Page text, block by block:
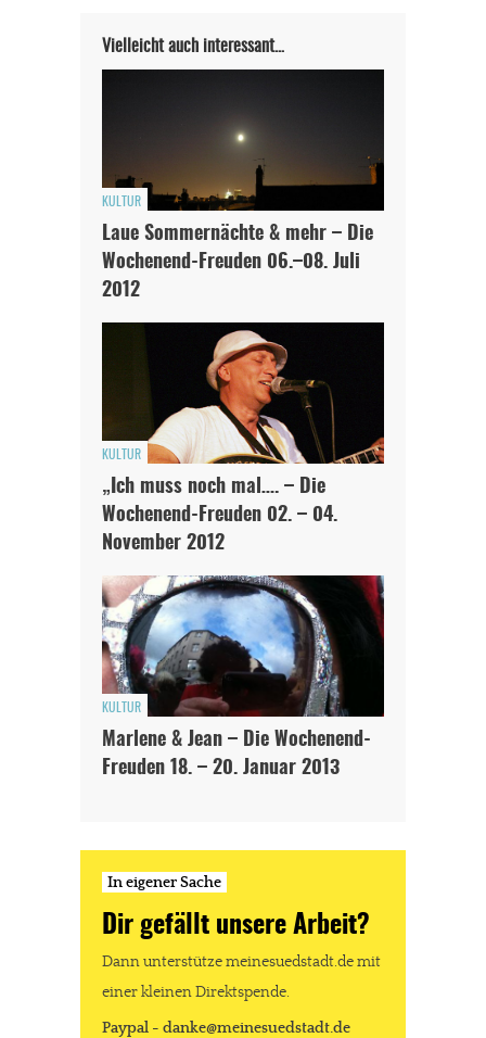
Vielleicht auch interessant…
KULTUR
Laue Sommernächte & mehr – Die
Wochenend-Freuden 06.–08. Juli
2012
KULTUR
„Ich muss noch mal…. – Die
Wochenend-Freuden 02. – 04.
November 2012
KULTUR
Marlene & Jean – Die Wochenend-
Freuden 18. – 20. Januar 2013
In eigener Sache
Dir gefällt unsere Arbeit?
Dann unterstütze meinesuedstadt.de mit
einer kleinen Direktspende.
Paypal - danke@meinesuedstadt.de